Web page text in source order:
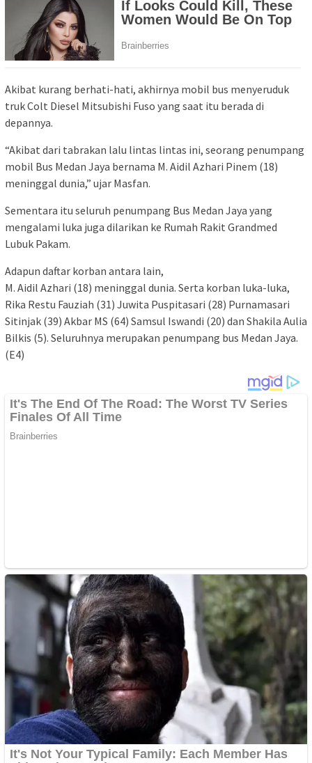
Akibat kurang berhati-hati, akhirnya mobil bus menyeruduk
truk Colt Diesel Mitsubishi Fuso yang saat itu berada di
depannya.
“Akibat dari tabrakan lalu lintas lintas ini, seorang penumpang
mobil Bus Medan Jaya bernama M. Aidil Azhari Pinem (18)
meninggal dunia,” ujar Masfan.
Sementara itu seluruh penumpang Bus Medan Jaya yang
mengalami luka juga dilarikan ke Rumah Rakit Grandmed
Lubuk Pakam.
Adapun daftar korban antara lain,
M. Aidil Azhari (18) meninggal dunia. Serta korban luka-luka,
Rika Restu Fauziah (31) Juwita Puspitasari (28) Purnamasari
Sitinjak (39) Akbar MS (64) Samsul Iswandi (20) dan Shakila Aulia
Bilkis (5). Seluruhnya merupakan penumpang bus Medan Jaya.
(E4)